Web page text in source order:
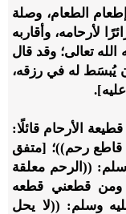
الطعام، وصلة
لأرحامه، وأقاربه
تعالى؛ وقد قال
يُبسَط له في رزقه،
الأرحام قائلًا:
قاطع رحم))؛ [متفق
((الرحم معلقة
ومن قطعني قطعه
وسلم: ((لا يحل